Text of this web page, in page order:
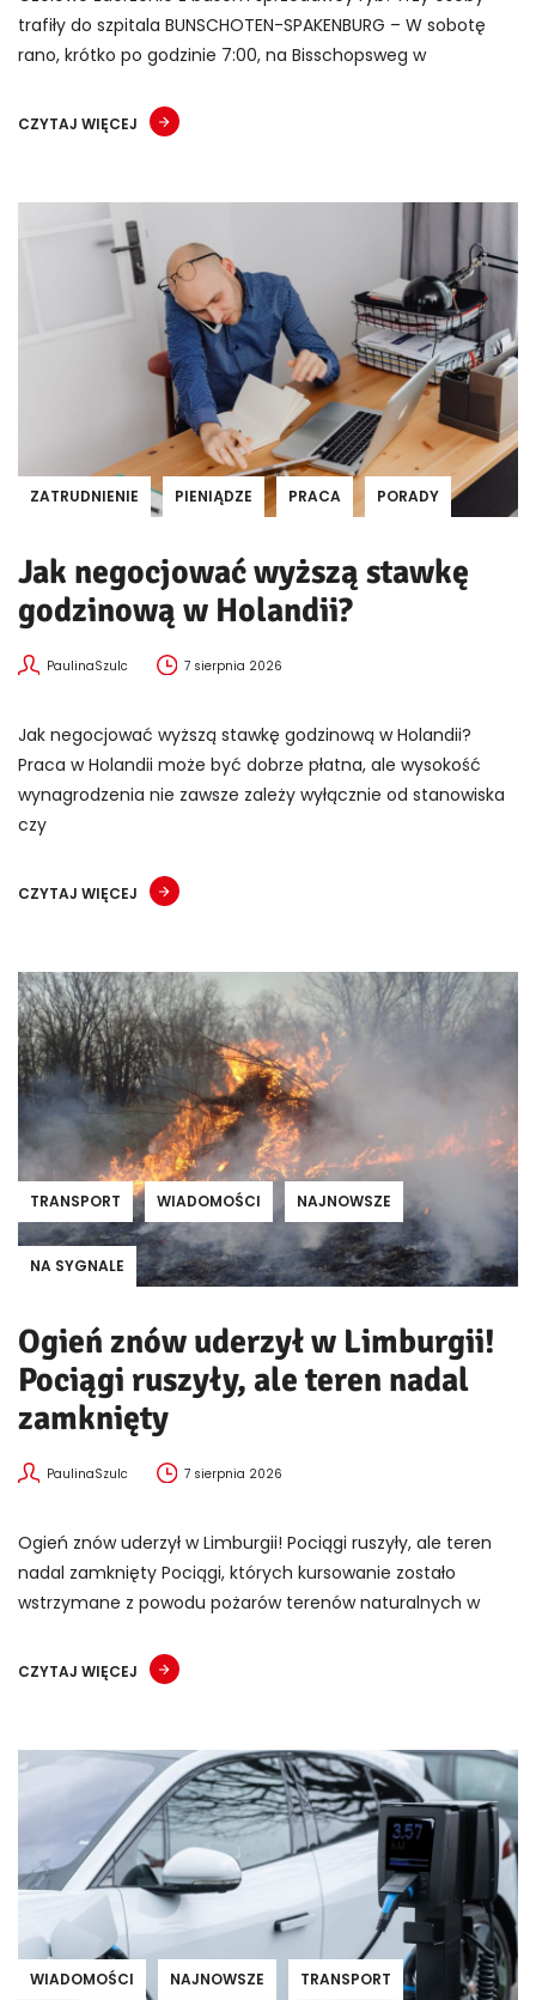
trafiły do szpitala BUNSCHOTEN-SPAKENBURG – W sobotę
rano, krótko po godzinie 7:00, na Bisschopsweg w
CZYTAJ WIĘCEJ
ZATRUDNIENIE PIENIĄDZE PRACA PORADY
Jak negocjować wyższą stawkę
godzinową w Holandii?
PaulinaSzulc 7 sierpnia 2026
Jak negocjować wyższą stawkę godzinową w Holandii?
Praca w Holandii może być dobrze płatna, ale wysokość
wynagrodzenia nie zawsze zależy wyłącznie od stanowiska
czy
CZYTAJ WIĘCEJ
TRANSPORT WIADOMOŚCI NAJNOWSZE
NA SYGNALE
Ogień znów uderzył w Limburgii!
Pociągi ruszyły, ale teren nadal
zamknięty
PaulinaSzulc 7 sierpnia 2026
Ogień znów uderzył w Limburgii! Pociągi ruszyły, ale teren
nadal zamknięty Pociągi, których kursowanie zostało
wstrzymane z powodu pożarów terenów naturalnych w
CZYTAJ WIĘCEJ
WIADOMOŚCI NAJNOWSZE TRANSPORT